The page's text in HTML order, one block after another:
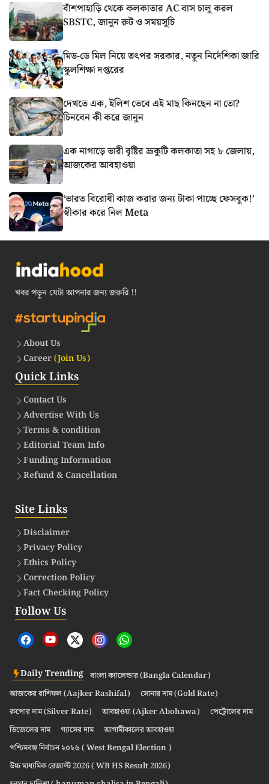
বাঁশপাহাড়ি থেকে কলকাতার AC বাস চালু করল
SBSTC, জানুন রুট ও সময়সূচি
মিড-ডে মিল নিয়ে তৎপর সরকার, নতুন নির্দেশিকা জারি
স্কুলশিক্ষা দপ্তরের
দেখতে এক, ইলিশ ভেবে এই মাছ কিনছেন না তো?
চিনবেন কী করে জানুন
এক নাগাড়ে ভারী বৃষ্টির ভ্রূকুটি কলকাতা সহ ৮ জেলায়,
আজকের আবহাওয়া
‘ভারত বিরোধী কাজ করার জন্য টাকা পাচ্ছে ফেসবুক!’
স্বীকার করে নিল Meta
খবর পড়ুন যেটা আপনার জন্য জরুরি !!
About Us
Career(Join Us)
Quick Links
Contact Us
Advertise With Us
Terms & condition
Editorial Team Info
Funding Information
Refund & Cancellation
Site Links
Disclaimer
Privacy Policy
Ethics Policy
Correction Policy
Fact Checking Policy
Follow Us
Daily Trending বাংলা ক্যালেন্ডার (Bangla Calendar)
আজকের রাশিফল (Aajker Rashifal)
সোনার দাম (Gold Rate)
রুপোর দাম (Silver Rate)
আবহাওয়া (Ajker Abohawa)
পেট্রোলের দাম
ডিজেলের দাম
গ্যাসের দাম
আগামীকালের আবহাওয়া
পশ্চিমবঙ্গ নির্বাচন ২০২৬ ( West Bengal Election )
উচ্চ মাধ্যমিক রেজাল্ট 2026 ( WB HS Result 2026)